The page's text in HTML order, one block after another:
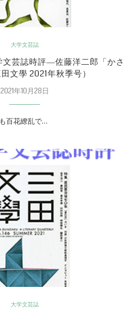
大学文芸誌
芸誌時評―佐藤洋二郎「かさ
文學 2021年秋季号）
2021年10月28日
百花繚乱で…
大学文芸誌